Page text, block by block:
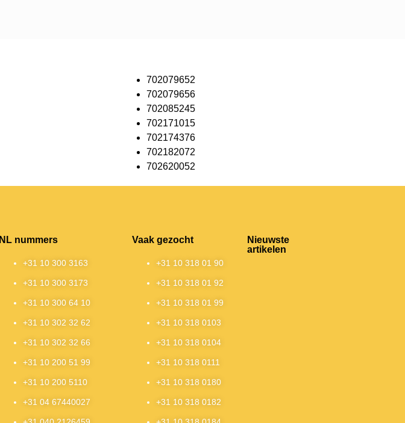
702079652
702079656
702085245
702171015
702174376
702182072
702620052
NL nummers
+31 10 300 3163
+31 10 300 3173
+31 10 300 64 10
+31 10 302 32 62
+31 10 302 32 66
+31 10 200 51 99
+31 10 200 5110
+31 04 67440027
Vaak gezocht
+31 10 318 01 90
+31 10 318 01 92
+31 10 318 01 99
+31 10 318 0103
+31 10 318 0104
+31 10 318 0111
+31 10 318 0180
+31 10 318 0182
Nieuwste
artikelen